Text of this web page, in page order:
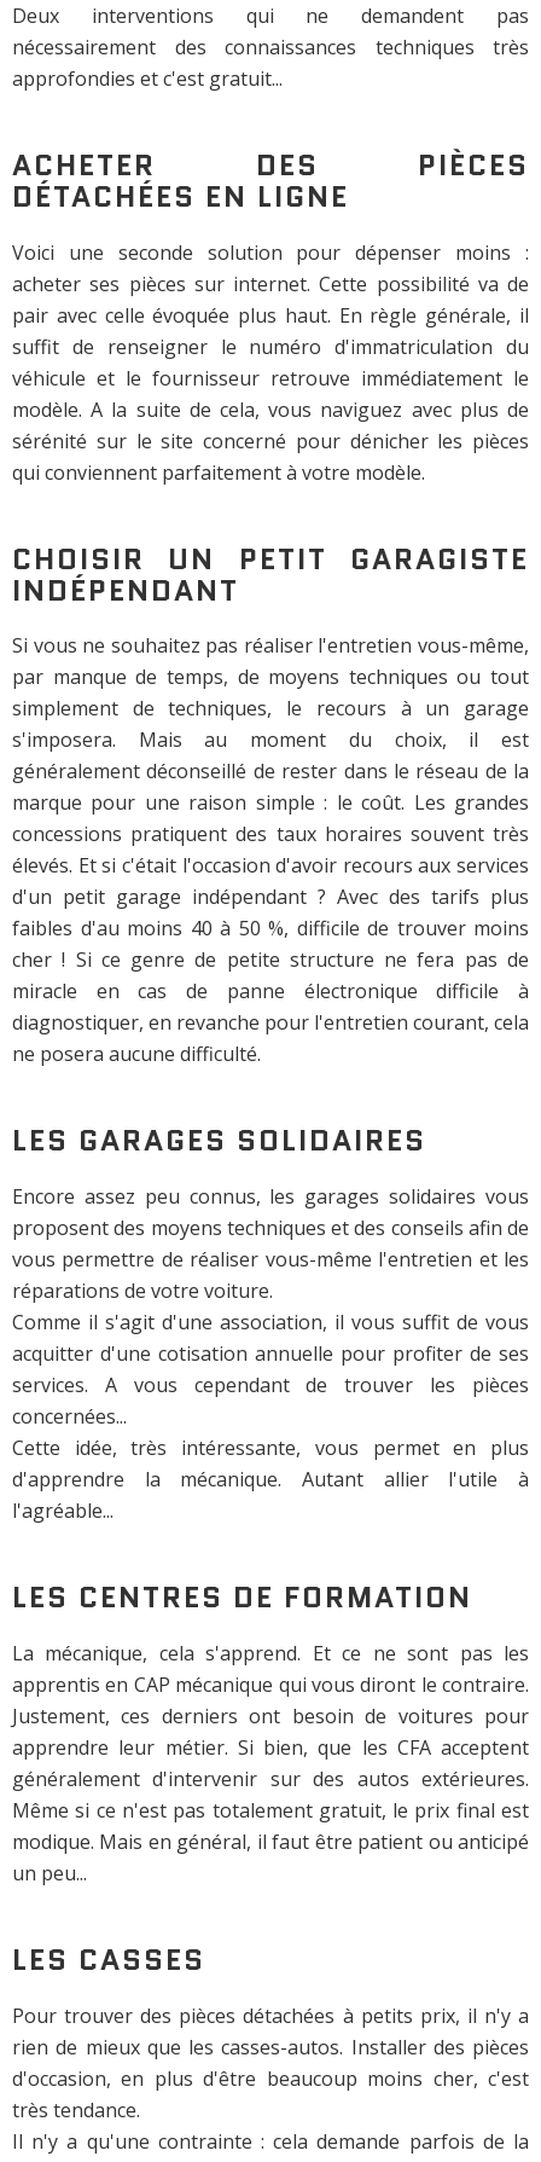
Deux interventions qui ne demandent pas
nécessairement des connaissances techniques très
approfondies et c'est gratuit...
ACHETER DES PIÈCES
DÉTACHÉES EN LIGNE
Voici une seconde solution pour dépenser moins :
acheter ses pièces sur internet. Cette possibilité va de
pair avec celle évoquée plus haut. En règle générale, il
suffit de renseigner le numéro d'immatriculation du
véhicule et le fournisseur retrouve immédiatement le
modèle. A la suite de cela, vous naviguez avec plus de
sérénité sur le site concerné pour dénicher les pièces
qui conviennent parfaitement à votre modèle.
CHOISIR UN PETIT GARAGISTE
INDÉPENDANT
Si vous ne souhaitez pas réaliser l'entretien vous-même,
par manque de temps, de moyens techniques ou tout
simplement de techniques, le recours à un garage
s'imposera. Mais au moment du choix, il est
généralement déconseillé de rester dans le réseau de la
marque pour une raison simple : le coût. Les grandes
concessions pratiquent des taux horaires souvent très
élevés. Et si c'était l'occasion d'avoir recours aux services
d'un petit garage indépendant ? Avec des tarifs plus
faibles d'au moins 40 à 50 %, difficile de trouver moins
cher ! Si ce genre de petite structure ne fera pas de
miracle en cas de panne électronique difficile à
diagnostiquer, en revanche pour l'entretien courant, cela
ne posera aucune difficulté.
LES GARAGES SOLIDAIRES
Encore assez peu connus, les garages solidaires vous
proposent des moyens techniques et des conseils afin de
vous permettre de réaliser vous-même l'entretien et les
réparations de votre voiture.
Comme il s'agit d'une association, il vous suffit de vous
acquitter d'une cotisation annuelle pour profiter de ses
services. A vous cependant de trouver les pièces
concernées...
Cette idée, très intéressante, vous permet en plus
d'apprendre la mécanique. Autant allier l'utile à
l'agréable...
LES CENTRES DE FORMATION
La mécanique, cela s'apprend. Et ce ne sont pas les
apprentis en CAP mécanique qui vous diront le contraire.
Justement, ces derniers ont besoin de voitures pour
apprendre leur métier. Si bien, que les CFA acceptent
généralement d'intervenir sur des autos extérieures.
Même si ce n'est pas totalement gratuit, le prix final est
modique. Mais en général, il faut être patient ou anticipé
un peu...
LES CASSES
Pour trouver des pièces détachées à petits prix, il n'y a
rien de mieux que les casses-autos. Installer des pièces
d'occasion, en plus d'être beaucoup moins cher, c'est
très tendance.
Il n'y a qu'une contrainte : cela demande parfois de la